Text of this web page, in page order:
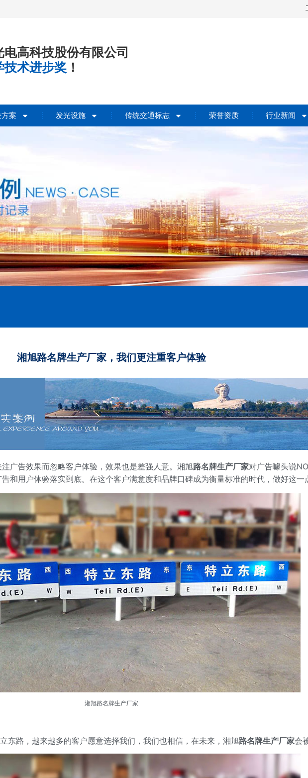
高科技股份有限公司
技术进步奖 ！
案 发光设施 传统交通标志 荣誉资质 行业新闻
湘旭路名牌生产厂家，我们更注重客户体验
告效果而忽略客户体验，效果也是差强人意。湘旭路名牌生产厂家对广告噱头说
和用户体验落实到底。在这个客户满意度和品牌口碑成为衡量标准的时代，做好这一
湘旭路名牌生产厂家
路，越来越多的客户愿意选择我们，我们也相信，在未来，湘旭路名牌生产厂家会